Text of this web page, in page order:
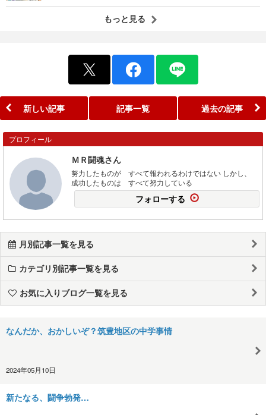
もっと見る
新しい記事 記事一覧 過去の記事
プロフィール
ＭＲ闘魂さん
努力したものが すべて報われるわけではない しかし、
成功したものは すべて努力している
フォローする
月別記事一覧を見る
カテゴリ別記事一覧を見る
お気に入りブログ一覧を見る
なんだか、おかしいぞ？筑豊地区の中学事情
2024年05月10日
新たなる、闘争勃発…